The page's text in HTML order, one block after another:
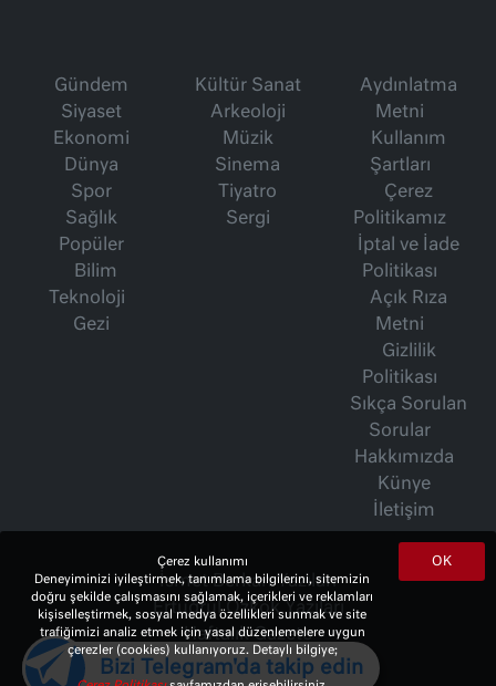
Gündem
Siyaset
Ekonomi
Dünya
Spor
Sağlık
Popüler
Bilim
Teknoloji
Gezi
Kültür Sanat
Arkeoloji
Müzik
Sinema
Tiyatro
Sergi
Aydınlatma
Metni
Kullanım
Şartları
Çerez
Politikamız
İptal ve İade
Politikası
Açık Rıza
Metni
Gizlilik
Politikası
Sıkça Sorulan
Sorular
Hakkımızda
Künye
İletişim
İsmet Berkan Yazıları
Ertuğrul Özkök Yazıları
Haftalık Gazete
OK
Çerez kullanımı
Deneyiminizi iyileştirmek, tanımlama bilgilerini, sitemizin
doğru şekilde çalışmasını sağlamak, içerikleri ve reklamları
kişiselleştirmek, sosyal medya özellikleri sunmak ve site
trafiğimizi analiz etmek için yasal düzenlemelere uygun
çerezler (cookies) kullanıyoruz. Detaylı bilgiye;
Bizi Telegram'da takip edin